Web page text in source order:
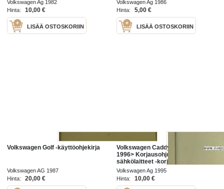
Volkswagen Ag 1982
Hinta:
10,00 €
LISÄÄ OSTOSKORIIN
Volkswagen Ag 1986
Hinta:
5,00 €
LISÄÄ OSTOSKORIIN
Volkswagen Golf -käyttöohjekirja
Volkswagen AG 1987
Hinta:
20,00 €
Volkswagen Caddy>, Polo Classic
1996> Korjausohjeiden vihko;
sähkölaitteet -korjaamokirjasarjan
osa
Volkswagen Ag 1995
Hinta:
10,00 €